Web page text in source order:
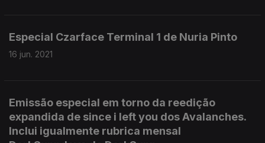
Especial Czarface Terminal 1 de Nuria Pinto
16 jun. 2021
Emissão especial em torno da reedição
expandida de since i left you dos Avalanches.
Inclui igualmente rubrica mensal